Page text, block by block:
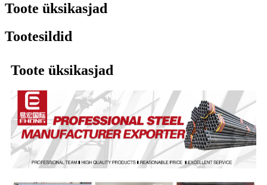
Toote üksikasjad
Tootesildid
Toote üksikasjad